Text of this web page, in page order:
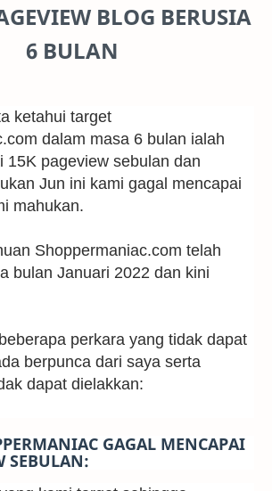
BLOG BERUSIA
6 BULAN
ketahui target
dalam masa 6 bulan ialah
15K pageview sebulan dan
Jun ini kami gagal mencapai
mahukan.
Shoppermaniac.com telah
bulan Januari 2022 dan kini
perkara yang tidak dapat
berpunca dari saya serta
dapat dielakkan:
GAGAL MENCAPAI
SEBULAN: